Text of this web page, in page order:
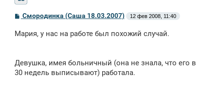
С
б
и
е
Смородинка (Саша 18.03.2007) 12 фев 2008, 11:40
Мария, у нас на работе был похожий случай.
Девушка, имея больничный (она не знала, что его в
30 недель выписывают) работала.